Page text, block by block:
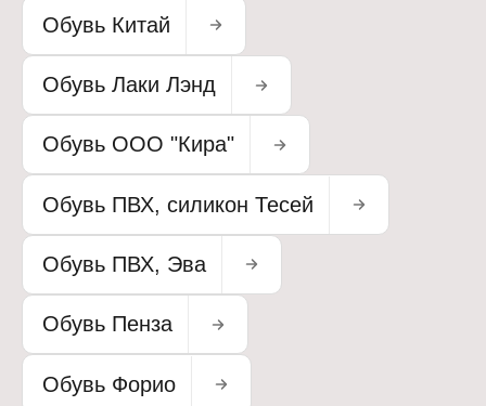
Обувь Китай
Обувь Лаки Лэнд
Обувь ООО "Кира"
Обувь ПВХ, силикон Тесей
Обувь ПВХ, Эва
Обувь Пенза
Обувь Форио